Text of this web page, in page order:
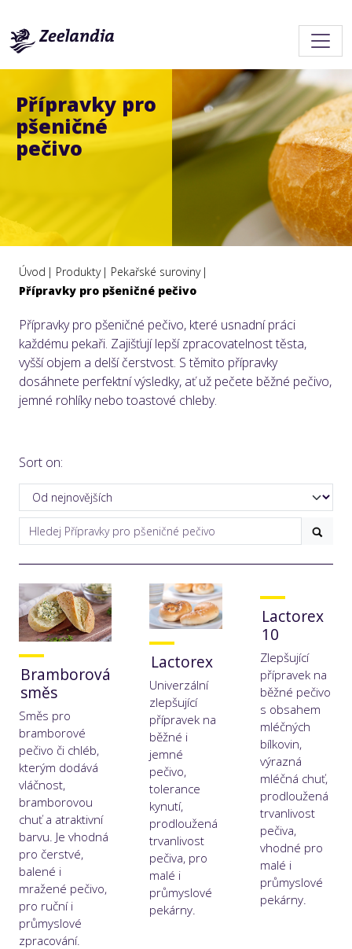
Přípravky pro
pšeničné
pečivo
Úvod Produkty
Pekařské suroviny
Přípravky pro pšeničné pečivo
Přípravky pro pšeničné pečivo, které usnadní práci
každému pekaři. Zajišťují lepší zpracovatelnost těsta,
vyšší objem a delší čerstvost. S těmito přípravky
dosáhnete perfektní výsledky, ať už pečete běžné pečivo,
jemné rohlíky nebo toastové chleby.
Sort on:
Bramborová
směs
Směs pro
bramborové
pečivo či chléb,
kterým dodává
vláčnost,
bramborovou
chuť a atraktivní
barvu. Je vhodná
pro čerstvé,
balené i
mražené pečivo,
pro ruční i
průmyslové
zpracování.
Lactorex
Univerzální
zlepšující
přípravek na
běžné i
jemné
pečivo,
tolerance
kynutí,
prodloužená
trvanlivost
pečiva, pro
malé i
průmyslové
pekárny.
Lactorex
10
Zlepšující
přípravek na
běžné pečivo
s obsahem
mléčných
bílkovin,
výrazná
mléčná chuť,
prodloužená
trvanlivost
pečiva,
vhodné pro
malé i
průmyslové
pekárny.